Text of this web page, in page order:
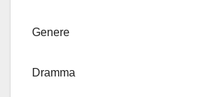
Genere
Dramma